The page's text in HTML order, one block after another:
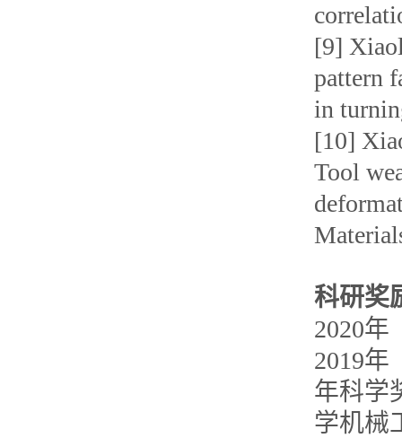
[9]
pattern
in
[10]
Tool
科研奖
2020年
2019年
年科学
学机械